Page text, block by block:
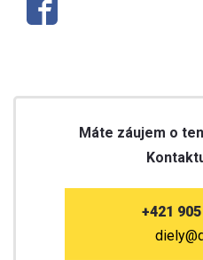
Máte záujem o
+421